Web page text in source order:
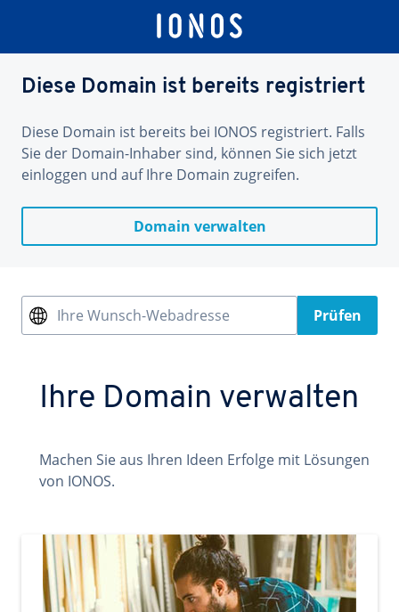
Diese Domain ist bereits registriert
Diese Domain ist bereits bei IONOS registriert. Falls
Sie der Domain-Inhaber sind, können Sie sich jetzt
einloggen und auf Ihre Domain zugreifen.
Domain verwalten
Ihre Wunsch-Webadresse Prüfen
Ihre Domain verwalten
Machen Sie aus Ihren Ideen Erfolge mit Lösungen
von IONOS.